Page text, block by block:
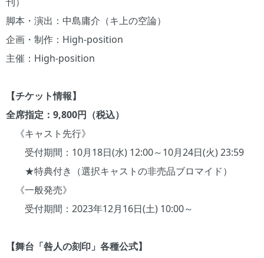
脚本・演出：中島庸介（キ上の空論）
企画・制作：High-position
主催：High-position
【チケット情報】
全席指定：9,800円（税込）
《キャスト先行》
受付期間：10月18日(水) 12:00～10月24日(火) 23:59
★特典付き（選択キャストの非売品ブロマイド）
《一般発売》
受付期間：2023年12月16日(土) 10:00～
【舞台「咎人の刻印」各種公式】